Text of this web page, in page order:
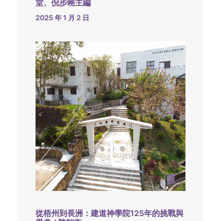
堂、倪步曉主編
2025 年 1 月 2 日
從梧州到長洲：建道神學院125年的挑戰與